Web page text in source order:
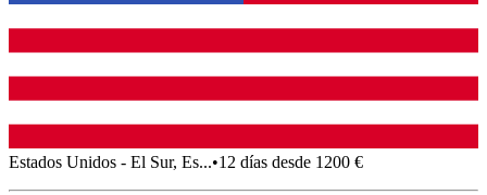
Estados Unidos - El Sur, Es...•12 días desde 1200 €